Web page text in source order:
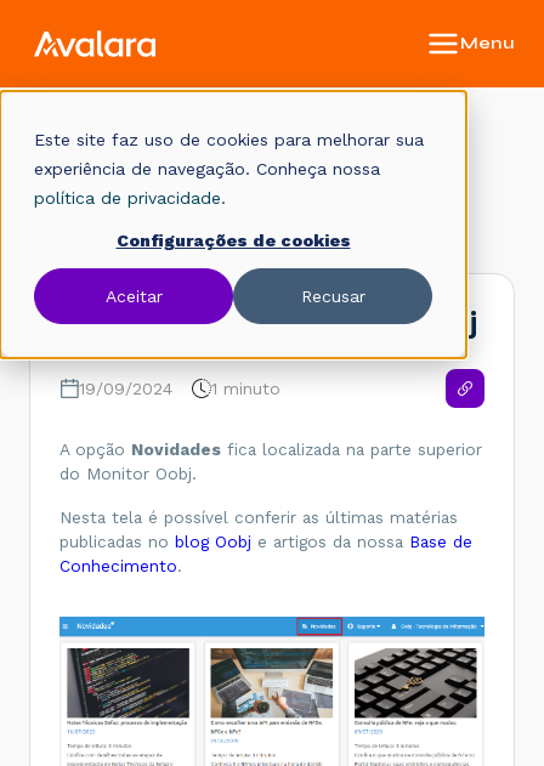
Este site faz uso de cookies para melhorar sua
experiência de navegação. Conheça nossa
política de privacidade.
Configurações de cookies
Aceitar Recusar
Manual do Monitor
Novidades no Monitor Oobj
19/09/2024 1 minuto
A opção Novidades fica localizada na parte superior
do Monitor Oobj.
Nesta tela é possível conferir as últimas matérias
publicadas no blog Oobj e artigos da nossa Base de
Conhecimento.